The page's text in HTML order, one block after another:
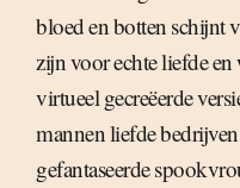
bloed en botten schijnt
zijn voor echte liefde
virtueel gecreëerde
mannen liefde
gefantaseerde